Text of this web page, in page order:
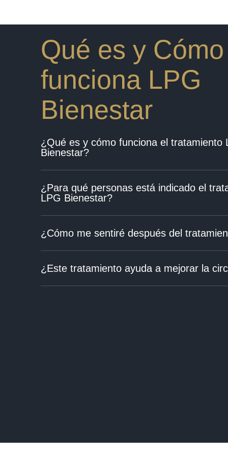
Qué es y Cómo
funciona LPG
Bienestar
¿Qué es y cómo funciona el tratamiento
Bienestar?
¿Para qué personas está indicado el
LPG Bienestar?
¿Cómo me sentiré después del
¿Este tratamiento ayuda a mejorar la